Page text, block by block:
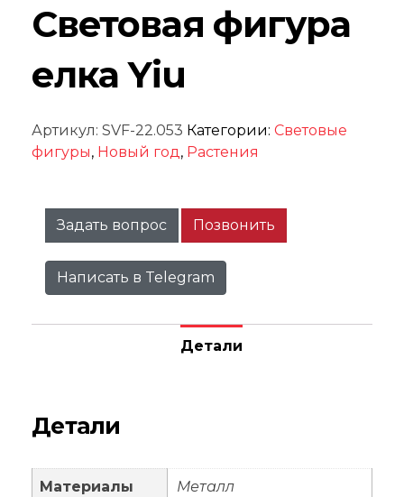
Световая фигура
елка Yiu
Артикул: SVF-22.053 Категории: Световые
фигуры, Новый год , Растения
Задать вопрос Позвонить
Написать в Telegram
Детали
Детали
Материалы Металл